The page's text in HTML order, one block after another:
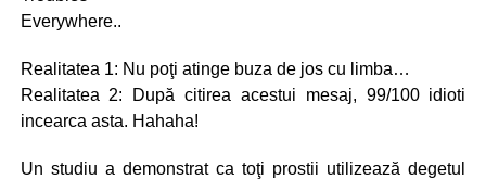
Everywhere..
Realitatea 1: Nu poţi atinge buza de jos cu limba…
Realitatea 2: După citirea acestui mesaj, 99/100 idioti
incearca asta. Hahaha!
Un studiu a demonstrat ca toţi prostii utilizează degetul